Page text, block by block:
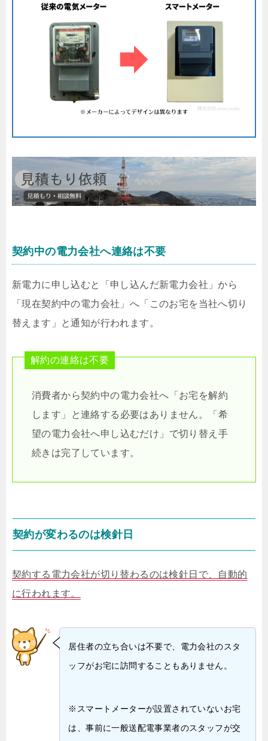
契約中の電力会社へ連絡は不要
新電力に申し込むと「申し込んだ新電力会社」から
「現在契約中の電力会社」へ「このお宅を当社へ切り
替えます」と通知が行われます。
解約の連絡は不要
消費者から契約中の電力会社へ「お宅を解約
します」と連絡する必要はありません。「希
望の電力会社へ申し込むだけ」で切り替え手
続きは完了しています。
契約が変わるのは検針日
契約する電力会社が切り替わるのは検針日で、自動的
に行われます。
居住者の立ち合いは不要で、電力会社のスタ
ッフがお宅に訪問することもありません。
※スマートメーターが設置されていないお宅
は、事前に一般送配電事業者のスタッフが交